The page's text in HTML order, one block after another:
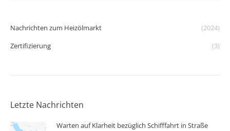
Nachrichten zum Heizölmarkt
(2024)
Zertifizierung
(3)
Letzte Nachrichten
Warten auf Klarheit bezüglich Schifffahrt in Straße